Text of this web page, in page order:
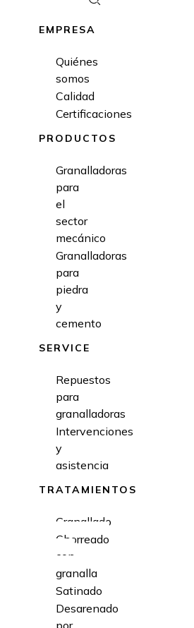
EMPRESA
Quiénes
somos
Calidad
Certificaciones
PRODUCTOS
Granalladoras
para
el
sector
mecánico
Granalladoras
para
piedra
y
cemento
SERVICE
Repuestos
para
granalladoras
Intervenciones
y
asistencia
TRATAMIENTOS
Granallado
Chorreado
con
granalla
Satinado
Desarenado
por